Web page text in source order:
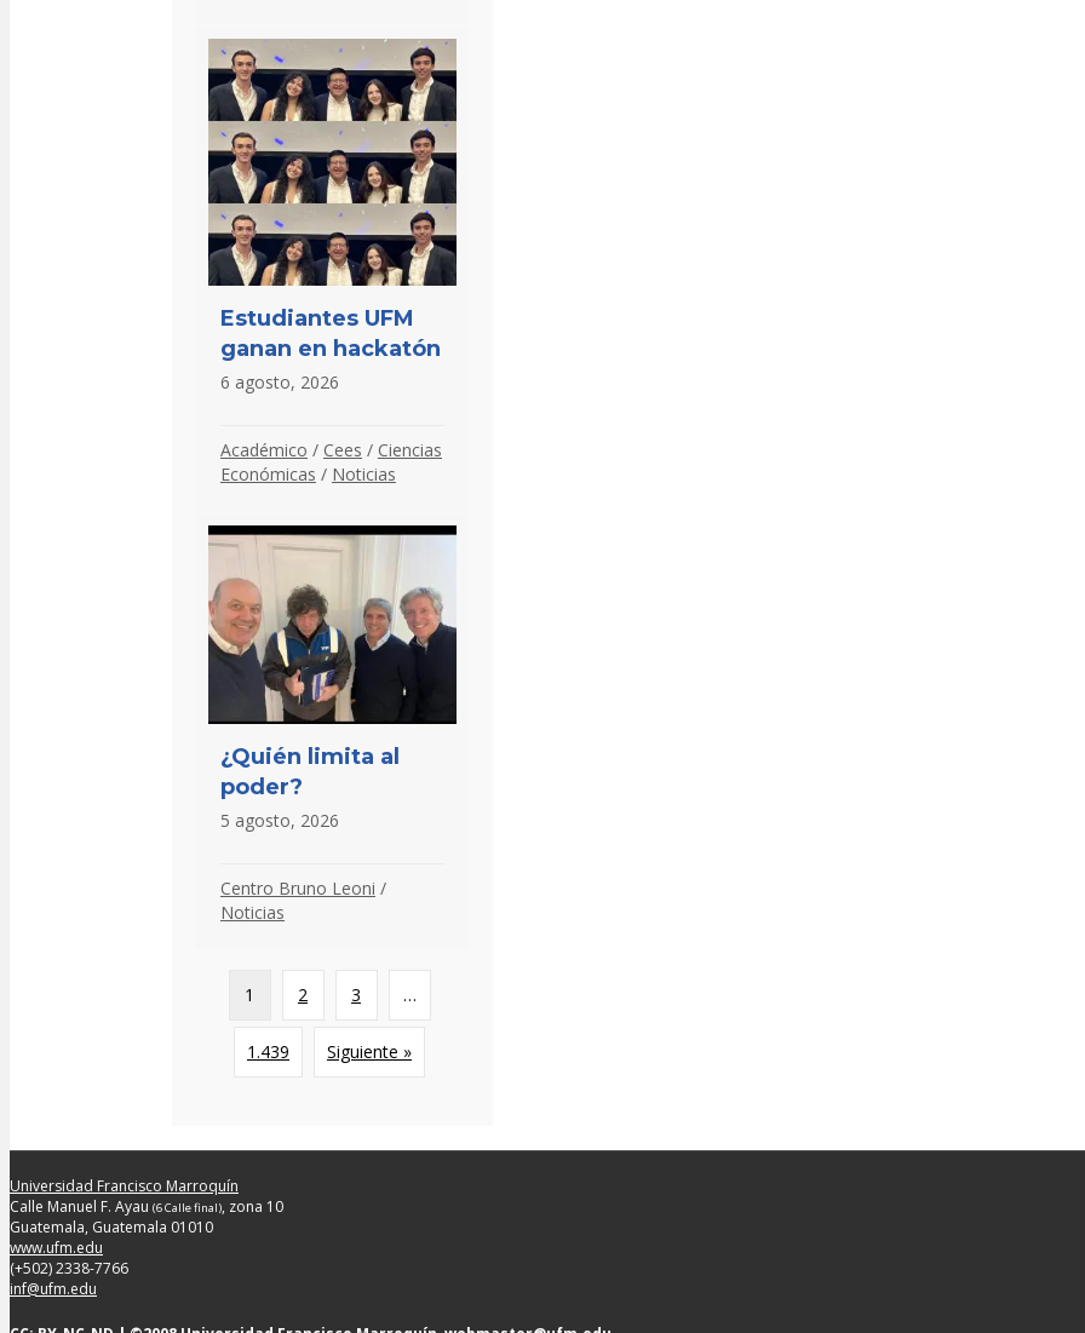
Estudiantes UFM
ganan en hackatón
6 agosto, 2026
Académico / Cees / Ciencias
Económicas / Noticias
¿Quién limita al
poder?
5 agosto, 2026
Centro Bruno Leoni /
Noticias
1 2 3 …
1.439 Siguiente »
Universidad Francisco Marroquín
Calle Manuel F. Ayau (6 Calle final), zona 10
Guatemala, Guatemala 01010
www.ufm.edu
(+502) 2338-7766
inf@ufm.edu